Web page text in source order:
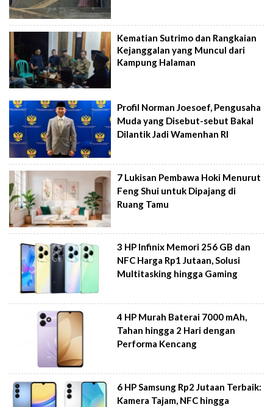
Kematian Sutrimo dan Rangkaian
Kejanggalan yang Muncul dari
Kampung Halaman
Profil Norman Joesoef, Pengusaha
Muda yang Disebut-sebut Bakal
Dilantik Jadi Wamenhan RI
7 Lukisan Pembawa Hoki Menurut
Feng Shui untuk Dipajang di
Ruang Tamu
3 HP Infinix Memori 256 GB dan
NFC Harga Rp1 Jutaan, Solusi
Multitasking hingga Gaming
4 HP Murah Baterai 7000 mAh,
Tahan hingga 2 Hari dengan
Performa Kencang
6 HP Samsung Rp2 Jutaan Terbaik:
Kamera Tajam, NFC hingga